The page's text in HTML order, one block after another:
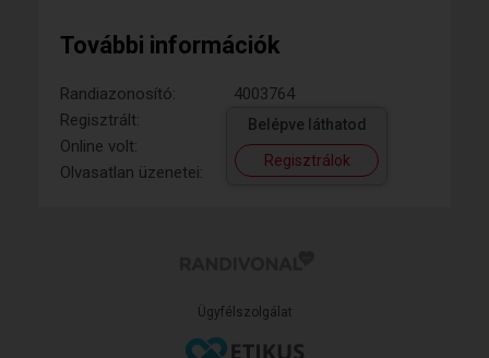
További információk
Randiazonosító:
4003764
Regisztrált:
Online volt:
Olvasatlan üzenetei:
Belépve láthatod
Regisztrálok
Ügyfélszolgálat